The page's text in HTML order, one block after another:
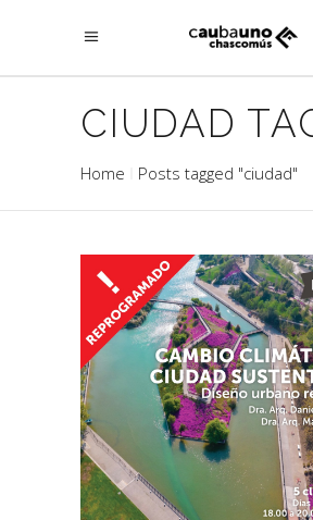
CIUDAD
Home Posts tagged "ciudad"